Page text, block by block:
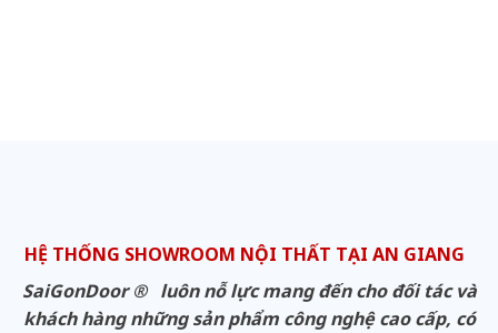
HỆ THỐNG SHOWROOM NỘI THẤT TẠI AN GIANG
SaiGonDoor ® luôn nỗ lực mang đến cho đối tác và
khách hàng những sản phẩm công nghệ cao cấp, có